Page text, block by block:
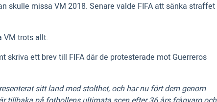
skulle missa VM 2018. Senare valde FIFA att sänka straffet
VM trots allt.
ett brev till FIFA där de protesterade mot Guerreros
sitt land med stolthet, och har nu fört dem genom